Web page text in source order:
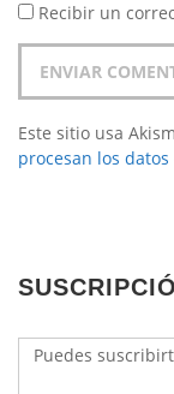
Recibir un
Este sitio usa
procesan los
Puedes